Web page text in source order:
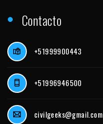
Contacto
+51999900443
+51996946500
civilgeeks@gmail.com